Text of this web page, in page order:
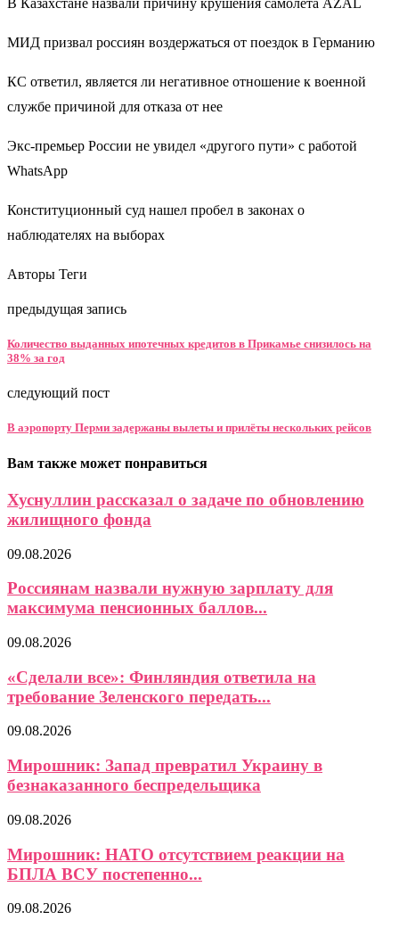
МИД призвал россиян воздержаться от поездок в Германию
КС ответил, является ли негативное отношение к военной
службе причиной для отказа от нее
Экс-премьер России не увидел «другого пути» с работой
WhatsApp
Конституционный суд нашел пробел в законах о
наблюдателях на выборах
Авторы Теги
предыдущая запись
Количество выданных ипотечных кредитов в Прикамье снизилось на
38% за год
следующий пост
В аэропорту Перми задержаны вылеты и прилёты нескольких рейсов
Вам также может понравиться
Хуснуллин рассказал о задаче по обновлению
жилищного фонда
09.08.2026
Россиянам назвали нужную зарплату для
максимума пенсионных баллов...
09.08.2026
«Сделали все»: Финляндия ответила на
требование Зеленского передать...
09.08.2026
Мирошник: Запад превратил Украину в
безнаказанного беспредельщика
09.08.2026
Мирошник: НАТО отсутствием реакции на
БПЛА ВСУ постепенно...
09.08.2026